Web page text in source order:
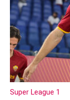
εθνικής
21:20
Ποδόσφαιρο -
PSV
21:05
Super League 1